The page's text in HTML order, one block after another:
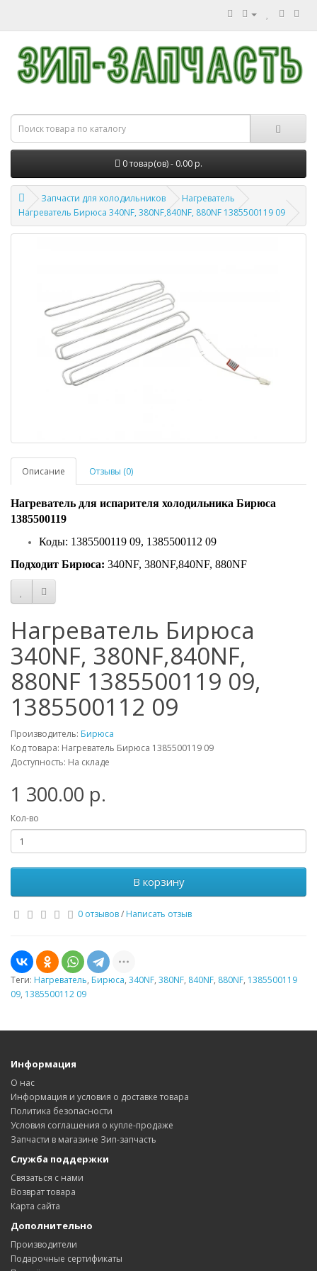
0 товар(ов) - 0.00 р.
Запчасти для холодильников
Нагреватель
Нагреватель Бирюса 340NF, 380NF,840NF, 880NF 1385500119 09
Описание Отзывы (0)
Нагреватель для испарителя холодильника Бирюса
1385500119
Коды: 1385500119 09, 1385500112 09
Подходит Бирюса: 340NF, 380NF,840NF, 880NF
Нагреватель Бирюса
340NF, 380NF,840NF,
880NF 1385500119 09,
1385500112 09
Производитель: Бирюса
Код товара: Нагреватель Бирюса 1385500119 09
Доступность: На складе
1 300.00 р.
Кол-во
В корзину
0 отзывов/ Написать отзыв
Теги: Нагреватель, Бирюса, 340NF, 380NF, 840NF, 880NF, 1385500119
09, 1385500112 09
Информация
О нас
Информация и условия о доставке товара
Политика безопасности
Условия соглашения о купле-продаже
Запчасти в магазине Зип-запчасть
Служба поддержки
Связаться с нами
Возврат товара
Карта сайта
Дополнительно
Производители
Подарочные сертификаты